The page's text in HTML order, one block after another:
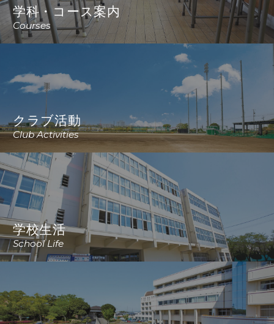
学科・コース案内
Courses
クラブ活動
Club Activities
学校生活
School Life